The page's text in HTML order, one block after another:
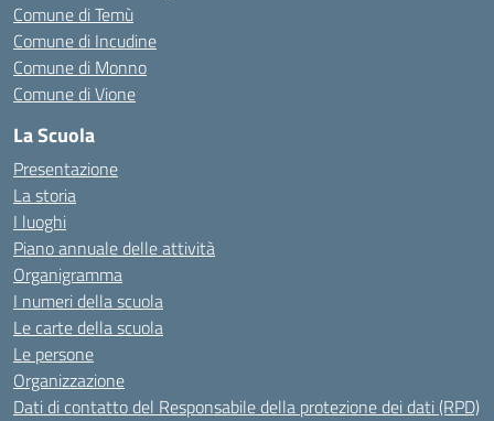
Comune di Temù
Comune di Incudine
Comune di Monno
Comune di Vione
La Scuola
Presentazione
La storia
I luoghi
Piano annuale delle attività
Organigramma
I numeri della scuola
Le carte della scuola
Le persone
Organizzazione
Dati di contatto del Responsabile della protezione dei dati (RPD)